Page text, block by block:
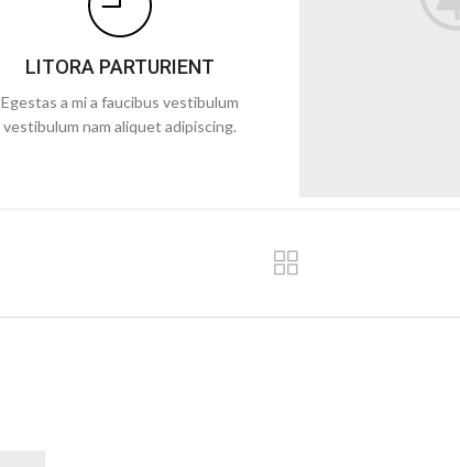
LITORA PARTURIENT
Egestas a mi a faucibus vestibulum
vestibulum nam aliquet adipiscing.